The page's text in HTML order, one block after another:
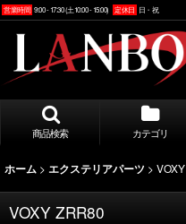
営業時間 9:00 - 17:30 (土10:00 - 15:00) 定休日 日・祝
商品検索 カテゴリ
ホーム > エクステリアパーツ >
VOXY ZRR80